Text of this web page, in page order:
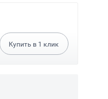
Купить в 1 клик